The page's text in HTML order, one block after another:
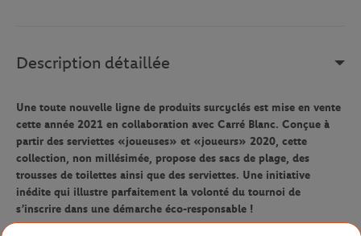
Description détaillée
Une toute nouvelle ligne de produits surcyclés est mise en vente
cette année 2021 en collaboration avec Carré Blanc. Conçue à
partir des serviettes «joueuses» et «joueurs» 2020, cette
collection, non millésimée, propose des sacs de plage, des
trousses de toilettes ainsi que des serviettes. Une initiative
inédite qui illustre parfaitement la volonté du tournoi de
s’inscrire dans une démarche éco-responsable !